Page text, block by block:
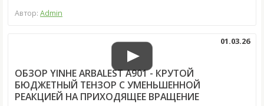
Автор: Admin
ОБЗОР YINHE ARBALEST A901 - КРУТОЙ
БЮДЖЕТНЫЙ ТЕНЗОР С УМЕНЬШЕННОЙ
РЕАКЦИЕЙ НА ПРИХОДЯЩЕЕ ВРАЩЕНИЕ
01.03.26